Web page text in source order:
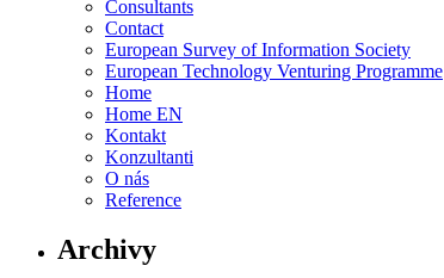
Consultants
Contact
European Survey of Information Society
European Technology Venturing Programme
Home
Home EN
Kontakt
Konzultanti
O nás
Reference
Archivy